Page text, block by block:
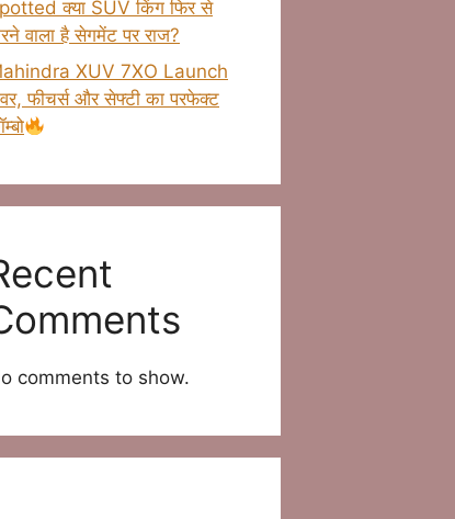
क्या SUV किंग फिर से
वाला है सेगमेंट पर राज?
XUV 7XO Launch
फीचर्स और सेफ्टी का परफेक्ट
comments to show.